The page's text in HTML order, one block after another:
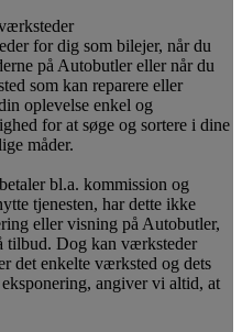
for dig som bilejer, når du
på Autobutler eller når du
som kan reparere eller
oplevelse enkel og
for at søge og sortere i dine
måder.
bl.a. kommission og
tjenesten, har dette ikke
eller visning på Autobutler,
tilbud. Dog kan værksteder
det enkelte værksted og dets
angiver vi altid, at